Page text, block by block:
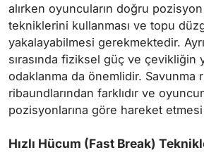
alırken oyuncuların doğru pozisyon
tekniklerini kullanması ve topu
yakalayabilmesi gerekmektedir.
sırasında fiziksel güç ve çevikliğin
odaklanma da önemlidir. Savunma
ribaundlarından farklıdır ve
pozisyonlarına göre hareket
Hızlı Hücum (Fast Break)